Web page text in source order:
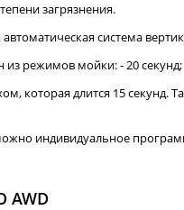
загрязнения.
система
режимов мойки: - 20 секунд;
которая длится 15 секунд.
индивидуальное
AWD